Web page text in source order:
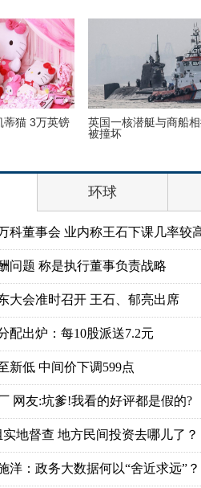
蒂猫 3万英镑
英国一核潜艇与商船
被撞坏
环球
科董事会 业内称王石下课几率较
问题 称是执行董事负责战略
大会准时召开 王石、郁亮出席
配出炉：每10股派送7.2元
新低 中间价下调599点
网友:坑爹!我看的好评都是假的?
地督查 地方民间投资去哪儿了？
洋：政务大数据何以“舍近求远”？